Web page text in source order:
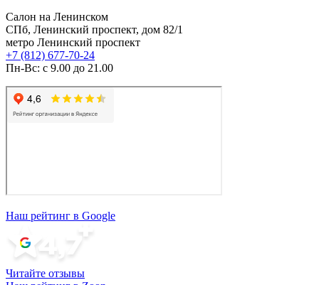
Салон на Ленинском
СПб, Ленинский проспект, дом 82/1
метро Ленинский проспект
+7 (812) 677-70-24
Пн-Вс: с 9.00 до 21.00
Наш рейтинг в Google
Читайте отзывы